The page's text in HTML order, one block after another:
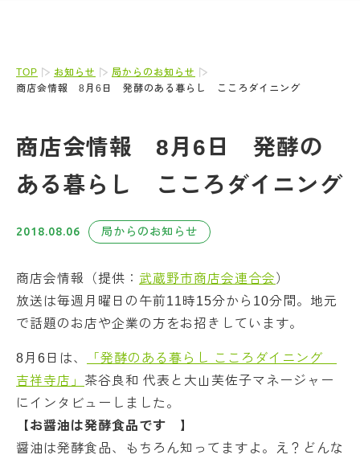
TOP お知らせ
局からのお知らせ
商店会情報 8月6日 発酵のある暮らし こころダイニング
商店会情報 8月6日 発酵の
ある暮らし こころダイニング
2018.08.06 局からのお知らせ
商店会情報（提供： 武蔵野市商店会連合会 ）
放送は毎週月曜日の午前11時15分から10分間。地元
で話題のお店や企業の方をお招きしています。
8月6日は、
「発酵のある暮らし こころダイニング
吉祥寺店」 茶谷良和 代表と大山芙佐子マネージャー
にインタビューしました。
【お醤油は発酵食品です 】
醤油は発酵食品、もちろん知ってますよ。え？どんな